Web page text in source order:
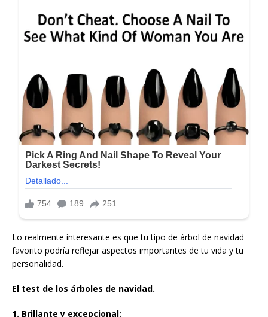
Lo realmente interesante es que tu tipo de árbol de navidad
favorito podría reflejar aspectos importantes de tu vida y tu
personalidad.
El test de los árboles de navidad.
1. Brillante y excepcional: